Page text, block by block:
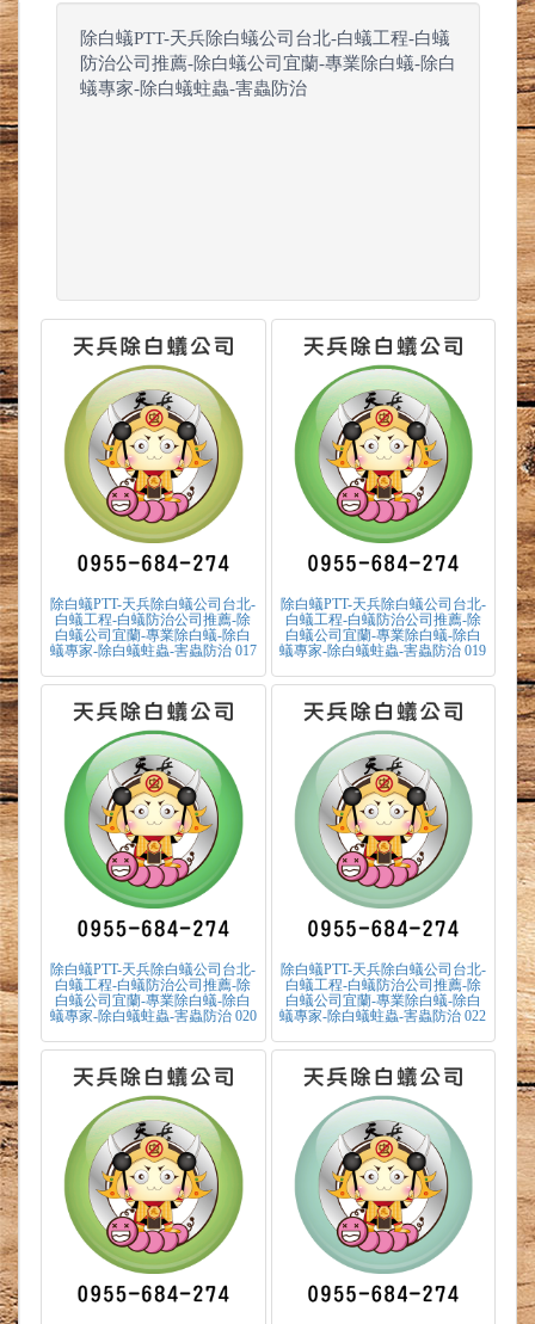
除白蟻PTT-天兵除白蟻公司台北-白蟻工程-白蟻
防治公司推薦-除白蟻公司宜蘭-專業除白蟻-除白
蟻專家-除白蟻蛀蟲-害蟲防治
除白蟻PTT-天兵除白蟻公司台北-
白蟻工程-白蟻防治公司推薦-除
白蟻公司宜蘭-專業除白蟻-除白
蟻專家-除白蟻蛀蟲-害蟲防治 017
除白蟻PTT-天兵除白蟻公司台北-
白蟻工程-白蟻防治公司推薦-除
白蟻公司宜蘭-專業除白蟻-除白
蟻專家-除白蟻蛀蟲-害蟲防治 019
除白蟻PTT-天兵除白蟻公司台北-
白蟻工程-白蟻防治公司推薦-除
白蟻公司宜蘭-專業除白蟻-除白
蟻專家-除白蟻蛀蟲-害蟲防治 020
除白蟻PTT-天兵除白蟻公司台北-
白蟻工程-白蟻防治公司推薦-除
白蟻公司宜蘭-專業除白蟻-除白
蟻專家-除白蟻蛀蟲-害蟲防治 022